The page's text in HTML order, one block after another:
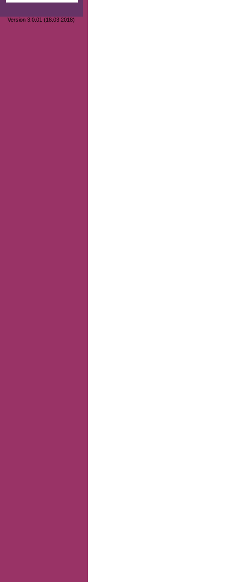
Version 3.0.01 (18.03.2018)